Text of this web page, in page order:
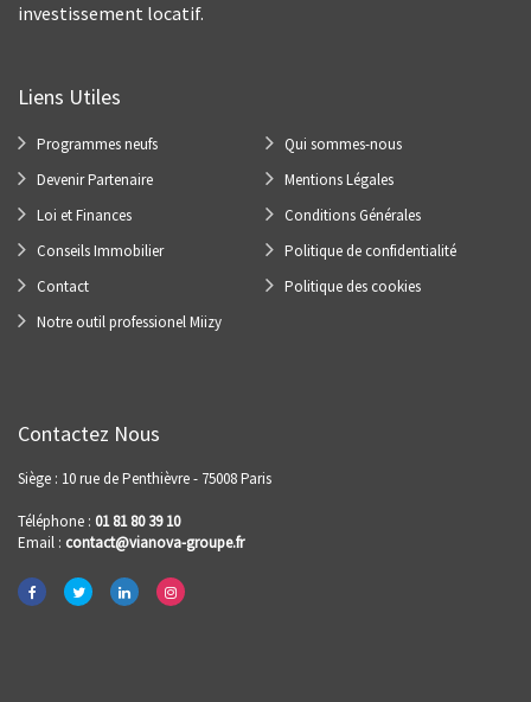
investissement locatif.
Liens Utiles
Programmes neufs
Devenir Partenaire
Loi et Finances
Conseils Immobilier
Contact
Notre outil professionel Miizy
Qui sommes-nous
Mentions Légales
Conditions Générales
Politique de confidentialité
Politique des cookies
Contactez Nous
Siège : 10 rue de Penthièvre - 75008 Paris
Téléphone : 01 81 80 39 10
Email : contact@vianova-groupe.fr